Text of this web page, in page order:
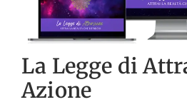
La Legge di
Azione